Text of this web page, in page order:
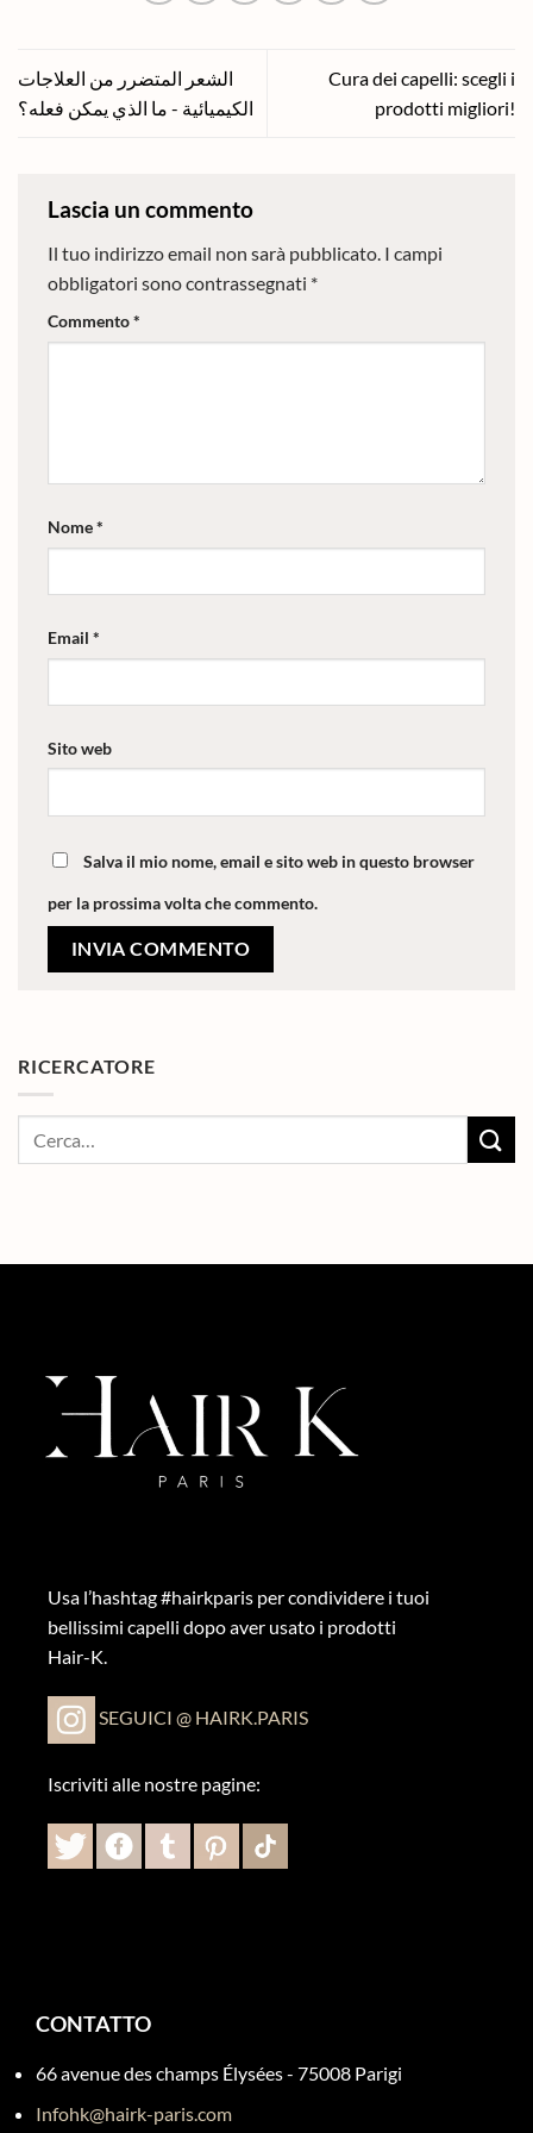
الشعر المتضرر من العلاجات
الكيميائية - ما الذي يمكن فعله؟
Cura dei capelli: scegli i
prodotti migliori!
Lascia un commento
Il tuo indirizzo email non sarà pubblicato. I campi
obbligatori sono contrassegnati *
Commento*
Nome*
Email *
Sito web
Salva il mio nome, email e sito web in questo browser
per la prossima volta che commento.
RICERCATORE
Usa l’hashtag #hairkparis per condividere i tuoi
bellissimi capelli dopo aver usato i prodotti
Hair-K.
SEGUICI @ HAIRK.PARIS
Iscriviti alle nostre pagine:
CONTATTO
66 avenue des champs Élysées - 75008 Parigi
Infohk@hairk-paris.com